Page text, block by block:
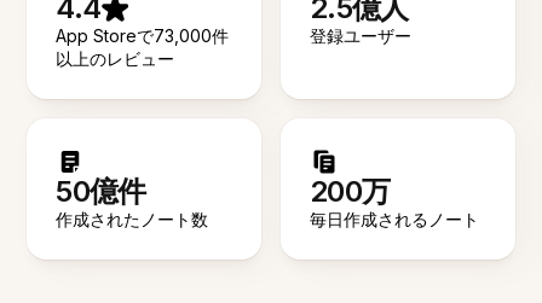
4.4
App Storeで73,000件
以上のレビュー
2.5億人
登録ユーザー
50億件
作成されたノート数
200万
毎日作成されるノート